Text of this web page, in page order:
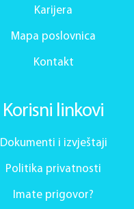
Karijera
Mapa poslovnica
Kontakt
Korisni linkovi
Dokumenti i izvještaji
Politika privatnosti
Imate prigovor?